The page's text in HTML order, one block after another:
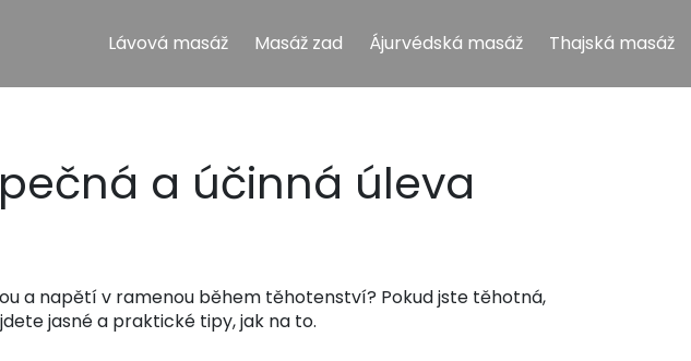
Lávová masáž Masáž zad Ájurvédská masáž Thajská masáž
a účinná úleva
a napětí v ramenou během těhotenství? Pokud jste těhotná,
jasné a praktické tipy, jak na to.